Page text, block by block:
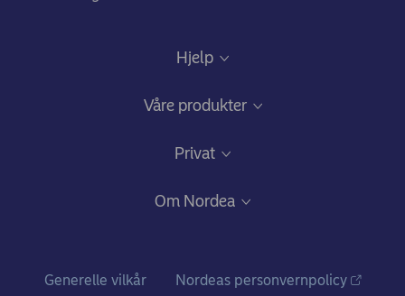
Hjelp
Våre produkter
Konto og betalinger
Privat
Om Nordea
Nordea i tall
Generelle vilkår
Nordeas personvernpolicy